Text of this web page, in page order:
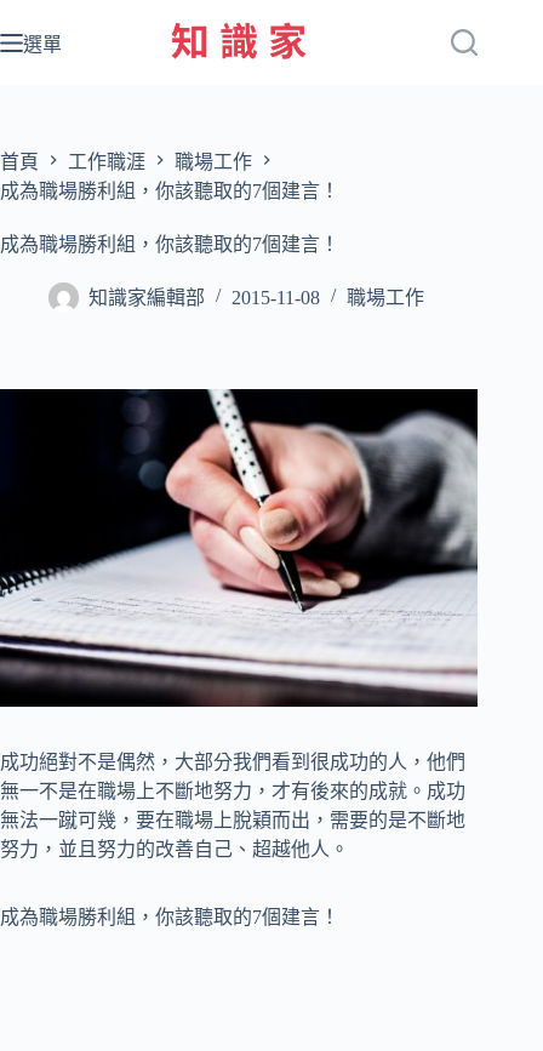
至
容
選單
首頁 工作職涯
職場工作
成為職場勝利組，你該聽取的7個建言！
成為職場勝利組，你該聽取的7個建言！
知識家編輯部 2015-11-08 職場工作
成功絕對不是偶然，大部分我們看到很成功的人，他們
無一不是在職場上不斷地努力，才有後來的成就。成功
無法一蹴可幾，要在職場上脫穎而出，需要的是不斷地
努力，並且努力的改善自己、超越他人。
成為職場勝利組，你該聽取的7個建言！